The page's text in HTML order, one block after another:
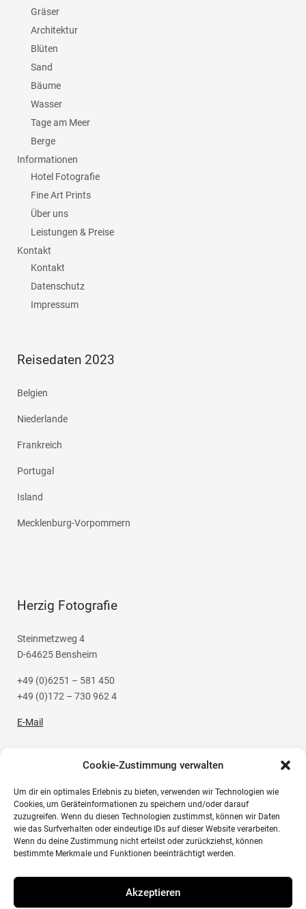
Cookie-Zustimmung verwalten
Um dir ein optimales Erlebnis zu bieten, verwenden wir Technologien wie
Cookies, um Geräteinformationen zu speichern und/oder darauf
zuzugreifen. Wenn du diesen Technologien zustimmst, können wir Daten
wie das Surfverhalten oder eindeutige IDs auf dieser Website verarbeiten.
Wenn du deine Zustimmung nicht erteilst oder zurückziehst, können
bestimmte Merkmale und Funktionen beeinträchtigt werden.
Akzeptieren
Gräser
Architektur
Blüten
Sand
Bäume
Wasser
Tage am Meer
Berge
Informationen
Hotel Fotografie
Fine Art Prints
Über uns
Leistungen & Preise
Kontakt
Kontakt
Datenschutz
Impressum
Reisedaten 2023
Belgien
Niederlande
Frankreich
Portugal
Island
Mecklenburg-Vorpommern
Herzig Fotografie
Steinmetzweg 4
D-64625 Bensheim
+49 (0)6251 – 581 450
+49 (0)172 – 730 962 4
E-Mail
Social Media
Instagram